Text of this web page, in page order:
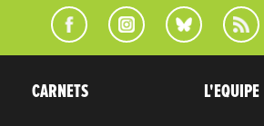
CARNETS L'EQUIPE